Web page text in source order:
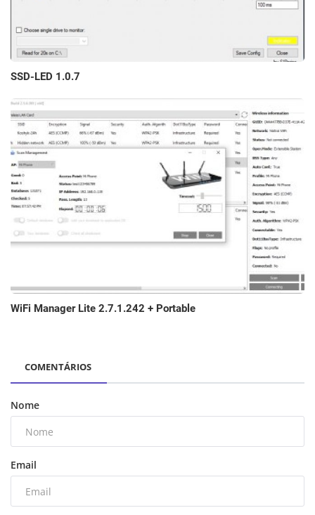
SSD-LED 1.0.7
WiFi Manager Lite 2.7.1.242 + Portable
COMENTÁRIOS
Nome
Email